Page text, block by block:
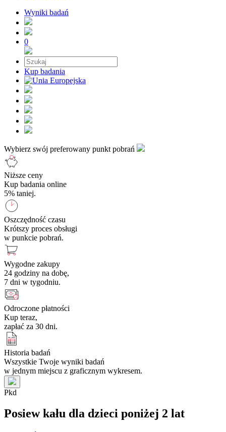
Wyniki badań
0
Kup badania
Wybierz swój preferowany punkt pobrań
Niższe ceny
Kup badania online
5% taniej.
Oszczędność czasu
Krótszy proces obsługi
w punkcie pobrań.
Wygodne zakupy
24 godziny na dobę,
7 dni w tygodniu.
Odroczone płatności
Kup teraz,
zapłać za 30 dni.
Historia badań
Wszystkie Twoje wyniki badań
w jednym miejscu z graficznym wykresem.
Pkd
Posiew kału dla dzieci poniżej 2 lat